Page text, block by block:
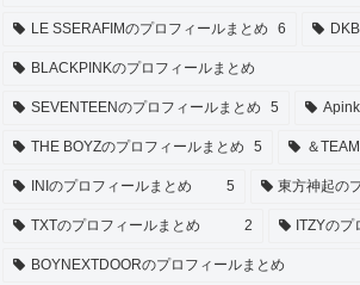
LE SSERAFIMのプロフィールまとめ 6
BLACKPINKのプロフィールまとめ
SEVENTEENのプロフィールまとめ 5
THE BOYZのプロフィールまとめ 5 ＆
INIのプロフィールまとめ 5 東方神起の
TXTのプロフィールまとめ 2 ITZYの
BOYNEXTDOORのプロフィールまとめ